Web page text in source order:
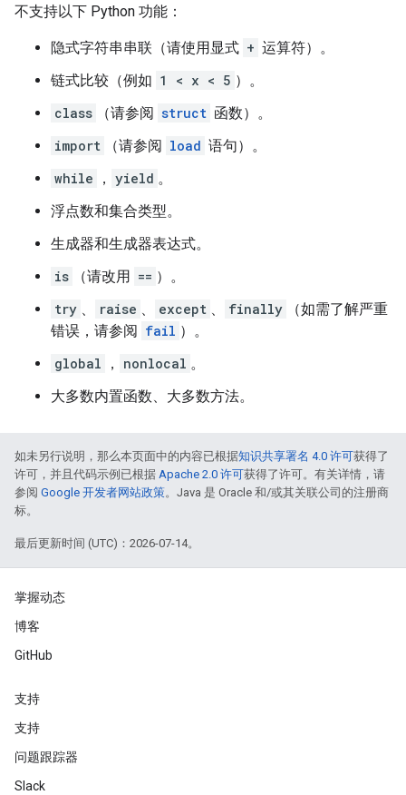
不支持以下 Python 功能：
隐式字符串串联（请使用显式 + 运算符）。
链式比较（例如 1 < x < 5 ）。
class
（请参阅 struct 函数）。
import
（请参阅 load 语句）。
while
， yield 。
浮点数和集合类型。
生成器和生成器表达式。
is
（请改用 == ）。
try 、 raise 、 except 、 finally
（如需了解严重
错误，请参阅 fail ）。
global
， nonlocal 。
大多数内置函数、大多数方法。
如未另行说明，那么本页面中的内容已根据知识共享署名 4.0 许可获得了
许可，并且代码示例已根据 Apache 2.0 许可获得了许可。有关详情，请
参阅 Google 开发者网站政策。Java 是 Oracle 和/或其关联公司的注册商
标。
最后更新时间 (UTC)：2026-07-14。
掌握动态
博客
GitHub
支持
支持
问题跟踪器
Slack